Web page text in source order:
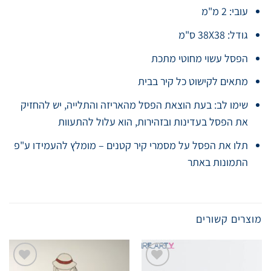
עובי: 2 מ"מ
גודל: 38X38 ס"מ
הפסל עשוי מחוטי מתכת
מתאים לקישוט כל קיר בבית
שימו לב: בעת הוצאת הפסל מהאריזה והתלייה, יש להחזיק
את הפסל בעדינות ובזהירות, הוא עלול להתעוות
תלו את הפסל על מסמרי קיר קטנים – מומלץ להעמידו ע"פ
התמונות באתר
מוצרים קשורים